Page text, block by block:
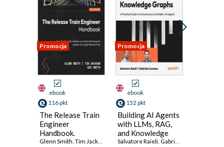
Promocja
ebook
116 pkt
The Release Train
Engineer
Handbook.
Transform your
Glenn Smith Tim Jackson Gez Smith,Andrew Sales
Promocja
ebook
152 pkt
Building AI Agents
with LLMs, RAG,
and Knowledge
Graphs. A practical
Salvatore Raieli Gabriele Iuculano